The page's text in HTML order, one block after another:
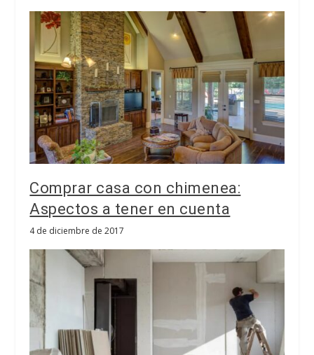
Comprar casa con chimenea:
Aspectos a tener en cuenta
4 de diciembre de 2017